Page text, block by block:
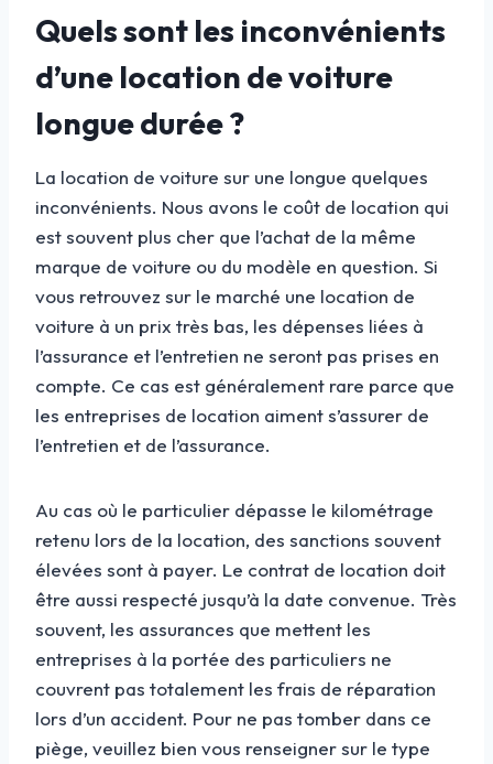
Quels sont les inconvénients
d’une location de voiture
longue durée ?
La location de voiture sur une longue quelques
inconvénients. Nous avons le coût de location qui
est souvent plus cher que l’achat de la même
marque de voiture ou du modèle en question. Si
vous retrouvez sur le marché une location de
voiture à un prix très bas, les dépenses liées à
l’assurance et l’entretien ne seront pas prises en
compte. Ce cas est généralement rare parce que
les entreprises de location aiment s’assurer de
l’entretien et de l’assurance.
Au cas où le particulier dépasse le kilométrage
retenu lors de la location, des sanctions souvent
élevées sont à payer. Le contrat de location doit
être aussi respecté jusqu’à la date convenue. Très
souvent, les assurances que mettent les
entreprises à la portée des particuliers ne
couvrent pas totalement les frais de réparation
lors d’un accident. Pour ne pas tomber dans ce
piège, veuillez bien vous renseigner sur le type